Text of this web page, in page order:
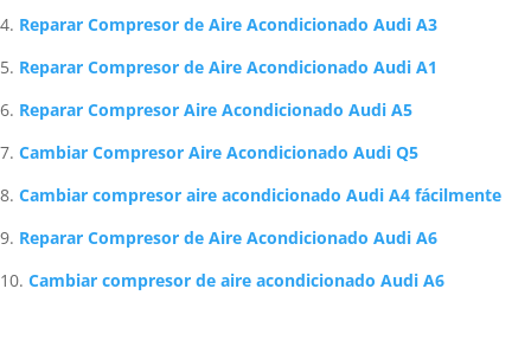
Reparar Compresor de Aire Acondicionado Audi A3
Reparar Compresor de Aire Acondicionado Audi A1
Reparar Compresor Aire Acondicionado Audi A5
Cambiar Compresor Aire Acondicionado Audi Q5
Cambiar compresor aire acondicionado Audi A4 fácilmente
Reparar Compresor de Aire Acondicionado Audi A6
Cambiar compresor de aire acondicionado Audi A6